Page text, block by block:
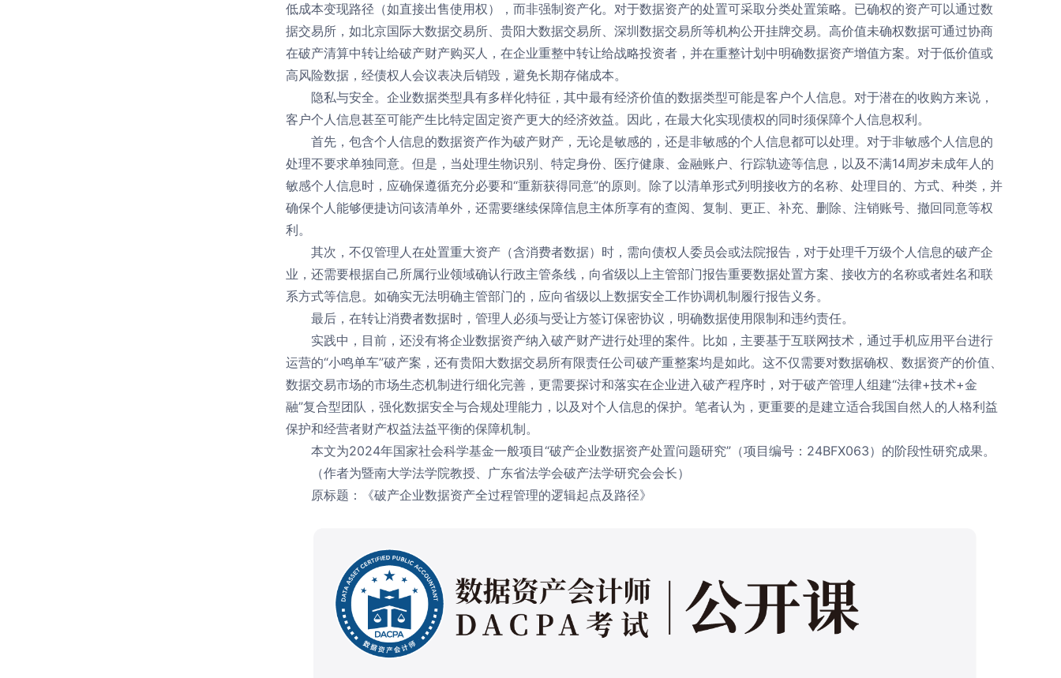
低成本变现路径（如直接出售使用权），而非强制资产化。对于数据资产的处置可采取分类处置策略。已确权的资产可以通过数
据交易所，如北京国际大数据交易所、贵阳大数据交易所、深圳数据交易所等机构公开挂牌交易。高价值未确权数据可通过协商
在破产清算中转让给破产财产购买人，在企业重整中转让给战略投资者，并在重整计划中明确数据资产增值方案。对于低价值或
高风险数据，经债权人会议表决后销毁，避免长期存储成本。
隐私与安全。企业数据类型具有多样化特征，其中最有经济价值的数据类型可能是客户个人信息。对于潜在的收购方来说，
客户个人信息甚至可能产生比特定固定资产更大的经济效益。因此，在最大化实现债权的同时须保障个人信息权利。
首先，包含个人信息的数据资产作为破产财产，无论是敏感的，还是非敏感的个人信息都可以处理。对于非敏感个人信息的
处理不要求单独同意。但是，当处理生物识别、特定身份、医疗健康、金融账户、行踪轨迹等信息，以及不满14周岁未成年人的
敏感个人信息时，应确保遵循充分必要和“重新获得同意”的原则。除了以清单形式列明接收方的名称、处理目的、方式、种类，并
确保个人能够便捷访问该清单外，还需要继续保障信息主体所享有的查阅、复制、更正、补充、删除、注销账号、撤回同意等权
利。
其次，不仅管理人在处置重大资产（含消费者数据）时，需向债权人委员会或法院报告，对于处理千万级个人信息的破产企
业，还需要根据自己所属行业领域确认行政主管条线，向省级以上主管部门报告重要数据处置方案、接收方的名称或者姓名和联
系方式等信息。如确实无法明确主管部门的，应向省级以上数据安全工作协调机制履行报告义务。
最后，在转让消费者数据时，管理人必须与受让方签订保密协议，明确数据使用限制和违约责任。
实践中，目前，还没有将企业数据资产纳入破产财产进行处理的案件。比如，主要基于互联网技术，通过手机应用平台进行
运营的“小鸣单车”破产案，还有贵阳大数据交易所有限责任公司破产重整案均是如此。这不仅需要对数据确权、数据资产的价值、
数据交易市场的市场生态机制进行细化完善，更需要探讨和落实在企业进入破产程序时，对于破产管理人组建“法律+技术+金
融”复合型团队，强化数据安全与合规处理能力，以及对个人信息的保护。笔者认为，更重要的是建立适合我国自然人的人格利益
保护和经营者财产权益法益平衡的保障机制。
本文为2024年国家社会科学基金一般项目“破产企业数据资产处置问题研究”（项目编号：24BFX063）的阶段性研究成果。
（作者为暨南大学法学院教授、广东省法学会破产法学研究会会长）
原标题：《破产企业数据资产全过程管理的逻辑起点及路径》